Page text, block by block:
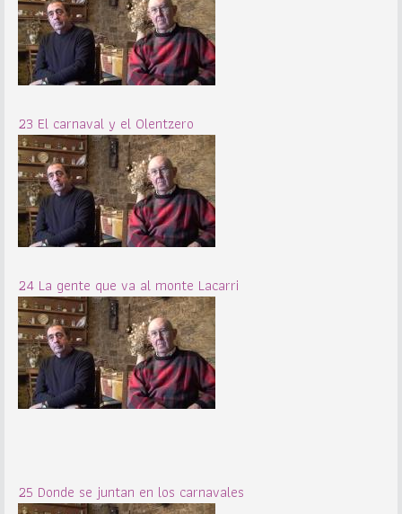
23 El carnaval y el Olentzero
24 La gente que va al monte Lacarri
25 Donde se juntan en los carnavales